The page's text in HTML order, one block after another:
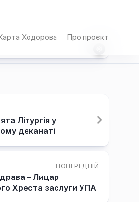
Ходорова Про проєкт
Літургія у
деканаті
ПОПЕРЕДНІЙ
– Лицар
Хреста заслуги УПА